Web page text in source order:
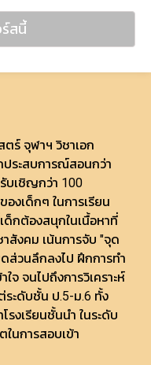
สนี้
ร์ จุฬาฯ วิชาเอก
ระสบการณ์สอนกว่า
บเชิญกว่า 100
องเด็กๆ ในการเรียน
ด็กต้องสนุกในเนื้อหาที่
าสังคม เน้นการจับ "จุด
ส่วนลึกลงไป ฝึกการทำ
จ จนไปถึงการวิเคราะห์
ะดับชั้น ป.5-ม.6 ทั้ง
รงเรียนชั้นนำ ในระดับ
ในการสอบเข้า